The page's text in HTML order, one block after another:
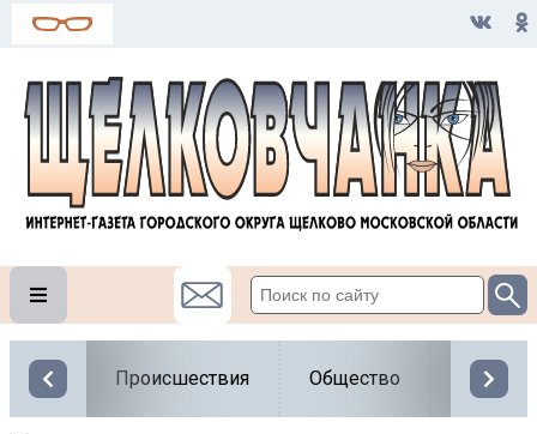
Происшествия Общество Власть